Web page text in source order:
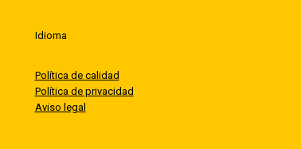
Idioma
Política de calidad
Política de privacidad
Aviso legal